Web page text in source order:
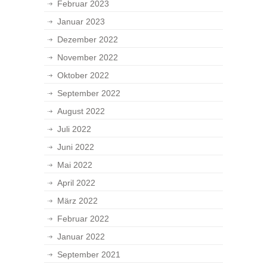
Februar 2023
Januar 2023
Dezember 2022
November 2022
Oktober 2022
September 2022
August 2022
Juli 2022
Juni 2022
Mai 2022
April 2022
März 2022
Februar 2022
Januar 2022
September 2021